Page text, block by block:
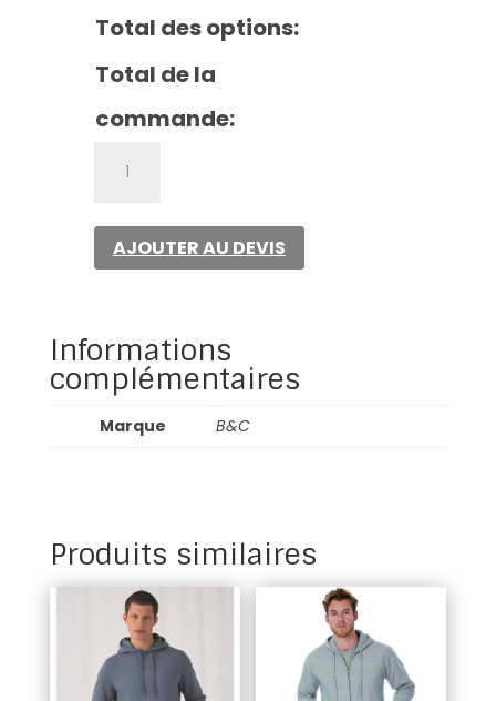
Total des options:
Total de la
commande:
col
rondAJOUTER AU DEVIS
Informations
complémentaires
Marque B&C
Produits similaires